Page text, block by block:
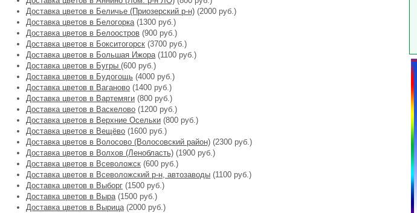
Доставка цветов в Беличье (Приозерский р-н) (2000 руб.)
Доставка цветов в Белогорка(1300 руб.)
Доставка цветов в Белоостров (900 руб.)
Доставка цветов в Бокситогорск (3700 руб.)
Доставка цветов в Большая Ижора(1100 руб.)
Доставка цветов в Бугры (600 руб.)
Доставка цветов в Будогощь (4000 руб.)
Доставка цветов в Ваганово (1400 руб.)
Доставка цветов в Вартемяги (800 руб.)
Доставка цветов в Васкелово (1200 руб.)
Доставка цветов в Верхние Осельки (800 руб.)
Доставка цветов в Вещёво (1600 руб.)
Доставка цветов в Волосово (Волосовский район) (2300 руб.)
Доставка цветов в Волхов (Ленобласть) (1900 руб.)
Доставка цветов в Всеволожск (600 руб.)
Доставка цветов в Всеволожский р-н, автозаводы (1100 руб.)
Доставка цветов в Выборг (1500 руб.)
Доставка цветов в Выра(1500 руб.)
Доставка цветов в Вырица(2000 руб.)